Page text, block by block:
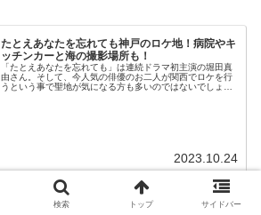
たとえあなたを忘れても神戸のロケ地！病院やキ
ッチンカーと海の撮影場所も！
「たとえあなたを忘れても」は連続ドラマ初主演の堀田真
由さん。そして、今人気の俳優のお二人が関西でロケを行
うという事で聖地が気になる方も多いのではないでしょう
2023.10.24
検索 トップ サイドバー